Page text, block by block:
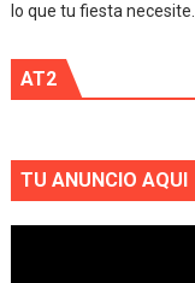
lo que tu fiesta necesite.
AT2
TU ANUNCIO AQUI